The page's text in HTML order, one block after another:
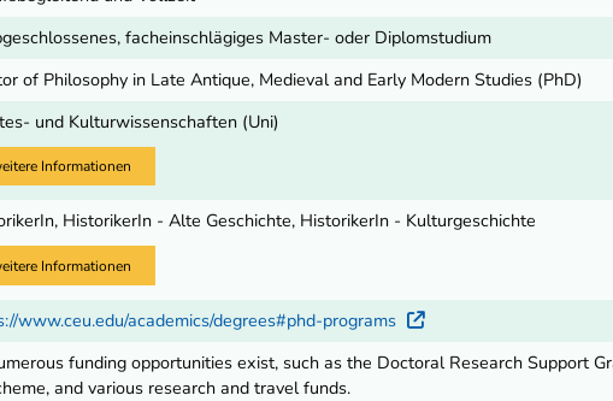
facheinschlägiges Master- oder Diplomstudium
of Philosophy in Late Antique, Medieval and Early Modern Studies (PhD)
und Kulturwissenschaften (Uni)
Informationen
HistorikerIn - Alte Geschichte, HistorikerIn - Kulturgeschichte
Informationen
www.ceu.edu/academics/degrees#phd-programs Externer Link
funding opportunities exist, such as the Doctoral Research Support
and various research and travel funds.